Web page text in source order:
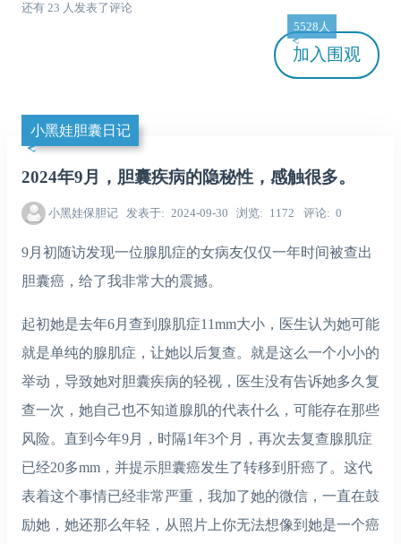
还有 23 人发表了评论
加入
5528人
围观
小黑娃胆囊日记
2024年9月，胆囊疾病的隐秘性，感触很多。
小黑娃保胆记 发表于 2024-09-30 浏览 1172 评论 0
9月初随访发现一位腺肌症的女病友仅仅一年时间被查出
胆囊癌，给了我非常大的震撼。
起初她是去年6月查到腺肌症11mm大小，医生认为她可能
就是单纯的腺肌症，让她以后复查。就是这么一个小小的
举动，导致她对胆囊疾病的轻视，医生没有告诉她多久复
查一次，她自己也不知道腺肌的代表什么，可能存在那些
风险。直到今年9月，时隔1年3个月，再次去复查腺肌症
已经20多mm，并提示胆囊癌发生了转移到肝癌了。这代
表着这个事情已经非常严重，我加了她的微信，一直在鼓
励她，她还那么年轻，从照片上你无法想像到她是一个癌